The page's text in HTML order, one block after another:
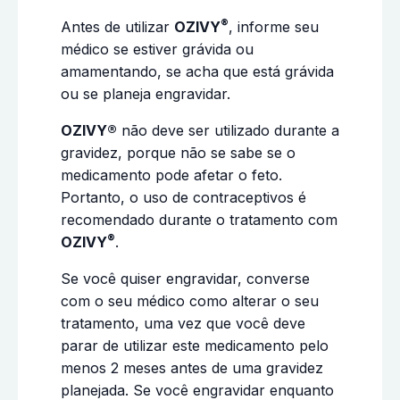
Antes de utilizar OZIVY®, informe seu
médico se estiver grávida ou
amamentando, se acha que está grávida
ou se planeja engravidar.
OZIVY® não deve ser utilizado durante a
gravidez, porque não se sabe se o
medicamento pode afetar o feto.
Portanto, o uso de contraceptivos é
recomendado durante o tratamento com
OZIVY®.
Se você quiser engravidar, converse
com o seu médico como alterar o seu
tratamento, uma vez que você deve
parar de utilizar este medicamento pelo
menos 2 meses antes de uma gravidez
planejada. Se você engravidar enquanto